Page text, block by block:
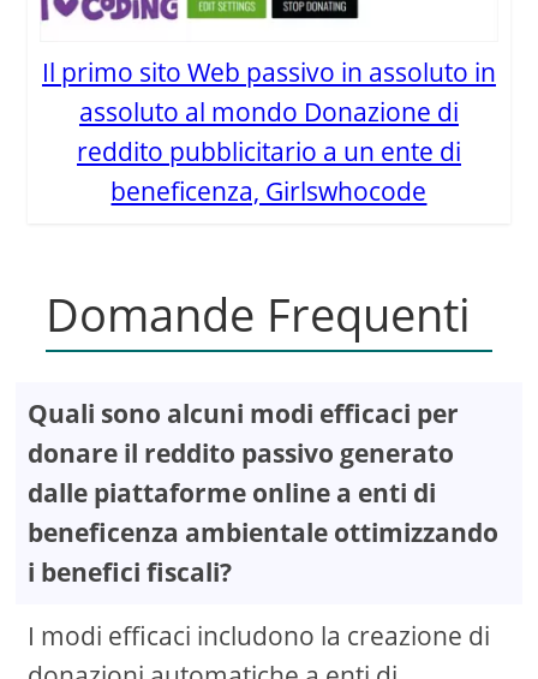
Il primo sito Web passivo in assoluto in
assoluto al mondo Donazione di
reddito pubblicitario a un ente di
beneficenza, Girlswhocode
Domande Frequenti
Quali sono alcuni modi efficaci per
donare il reddito passivo generato
dalle piattaforme online a enti di
beneficenza ambientale ottimizzando
i benefici fiscali?
I modi efficaci includono la creazione di